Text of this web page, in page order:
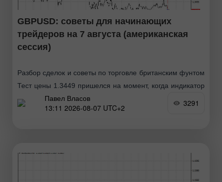
GBPUSD: советы для начинающих
трейдеров на 7 августа (американская
сессия)
Разбор сделок и советы по торговле британским фунтом
Тест цены 1.3449 пришелся на момент, когда индикатор
MACD только начинал движение вниз от нулевой
отметки, что стало подтверждением правильной точки
Павел Власов
13:11 2026-08-07 UTC+2
3291